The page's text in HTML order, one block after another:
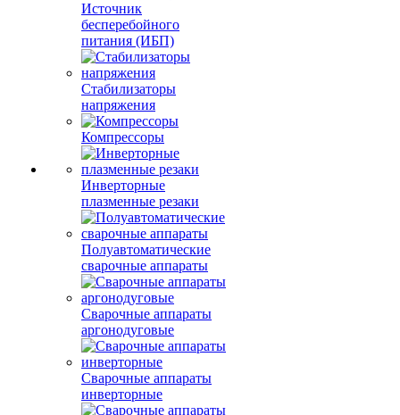
Источник
бесперебойного
питания (ИБП)
Стабилизаторы
напряжения
Компрессоры
Инверторные
плазменные резаки
Полуавтоматические
сварочные аппараты
Сварочные аппараты
аргонодуговые
Сварочные аппараты
инверторные